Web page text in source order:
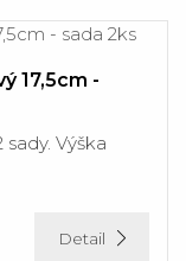
17,5cm -
Výška
Detail